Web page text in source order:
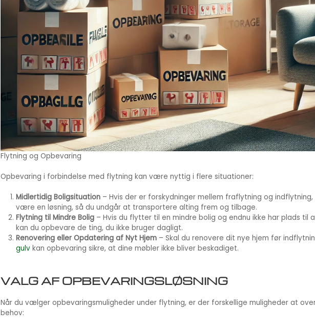
Flytning og Opbevaring
Opbevaring i forbindelse med flytning kan være nyttig i flere situationer:
Midlertidig Boligsituation – Hvis der er forskydninger mellem fraflytning og
være en løsning, så du undgår at transportere alting frem og tilbage.
Flytning til Mindre Bolig – Hvis du flytter til en mindre bolig og endnu ikke har plads til
kan du opbevare de ting, du ikke bruger dagligt.
Renovering eller Opdatering af Nyt Hjem – Skal du renovere dit nye hjem før
gulv kan opbevaring sikre, at dine møbler ikke bliver beskadiget.
VALG AF OPBEVARINGSLØSNING
Når du vælger opbevaringsmuligheder under flytning, er der forskellige muligheder at
behov: